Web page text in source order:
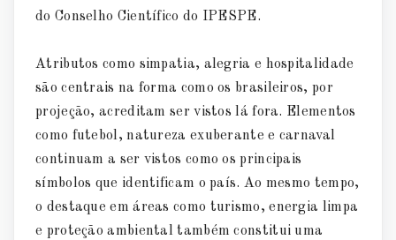
do Conselho Científico do IPESPE.
Atributos como simpatia, alegria e hospitalidade
são centrais na forma como os brasileiros, por
projeção, acreditam ser vistos lá fora. Elementos
como futebol, natureza exuberante e carnaval
continuam a ser vistos como os principais
símbolos que identificam o país. Ao mesmo tempo,
o destaque em áreas como turismo, energia limpa
e proteção ambiental também constitui uma